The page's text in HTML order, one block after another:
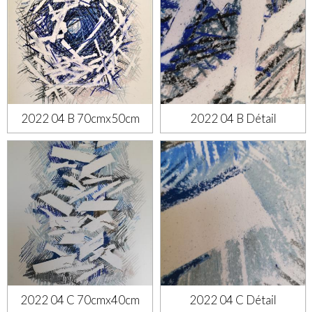
2022 04 B 70cmx50cm 2022 04 B Détail
2022 04 C 70cmx40cm 2022 04 C Détail